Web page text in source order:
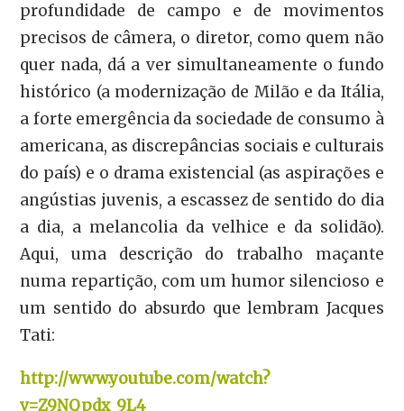
profundidade de campo e de movimentos
precisos de câmera, o diretor, como quem não
quer nada, dá a ver simultaneamente o fundo
histórico (a modernização de Milão e da Itália,
a forte emergência da sociedade de consumo à
americana, as discrepâncias sociais e culturais
do país) e o drama existencial (as aspirações e
angústias juvenis, a escassez de sentido do dia
a dia, a melancolia da velhice e da solidão).
Aqui, uma descrição do trabalho maçante
numa repartição, com um humor silencioso e
um sentido do absurdo que lembram Jacques
Tati:
http://www.youtube.com/watch?
v=Z9NQpdx_9L4